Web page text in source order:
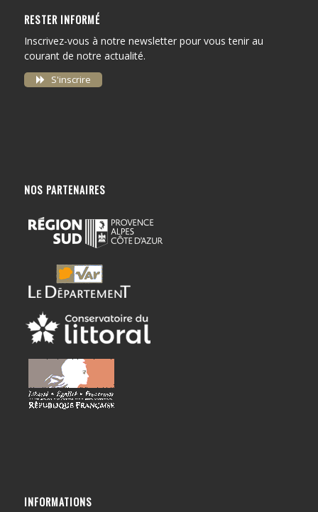
RESTER INFORMÉ
Inscrivez-vous à notre newsletter pour vous tenir au
courant de notre actualité.
S'inscrire
NOS PARTENAIRES
INFORMATIONS